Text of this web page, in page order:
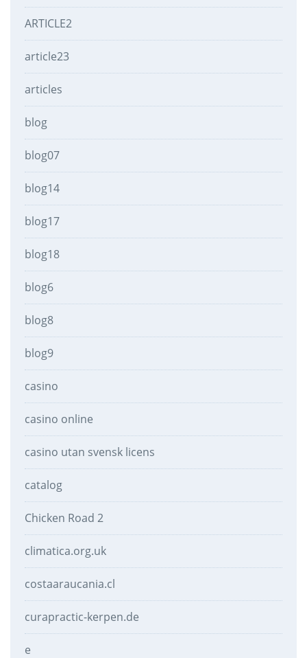
ARTICLE2
article23
articles
blog
blog07
blog14
blog17
blog18
blog6
blog8
blog9
casino
casino online
casino utan svensk licens
catalog
Chicken Road 2
climatica.org.uk
costaaraucania.cl
curapractic-kerpen.de
e